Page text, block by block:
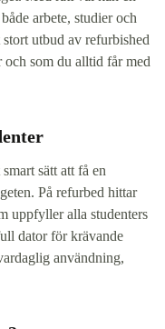
arbete, studier och
utbud av refurbished
som du alltid får med
sätt att få en
På refurbed hittar
uppfyller alla studenters
dator för krävande
användning,